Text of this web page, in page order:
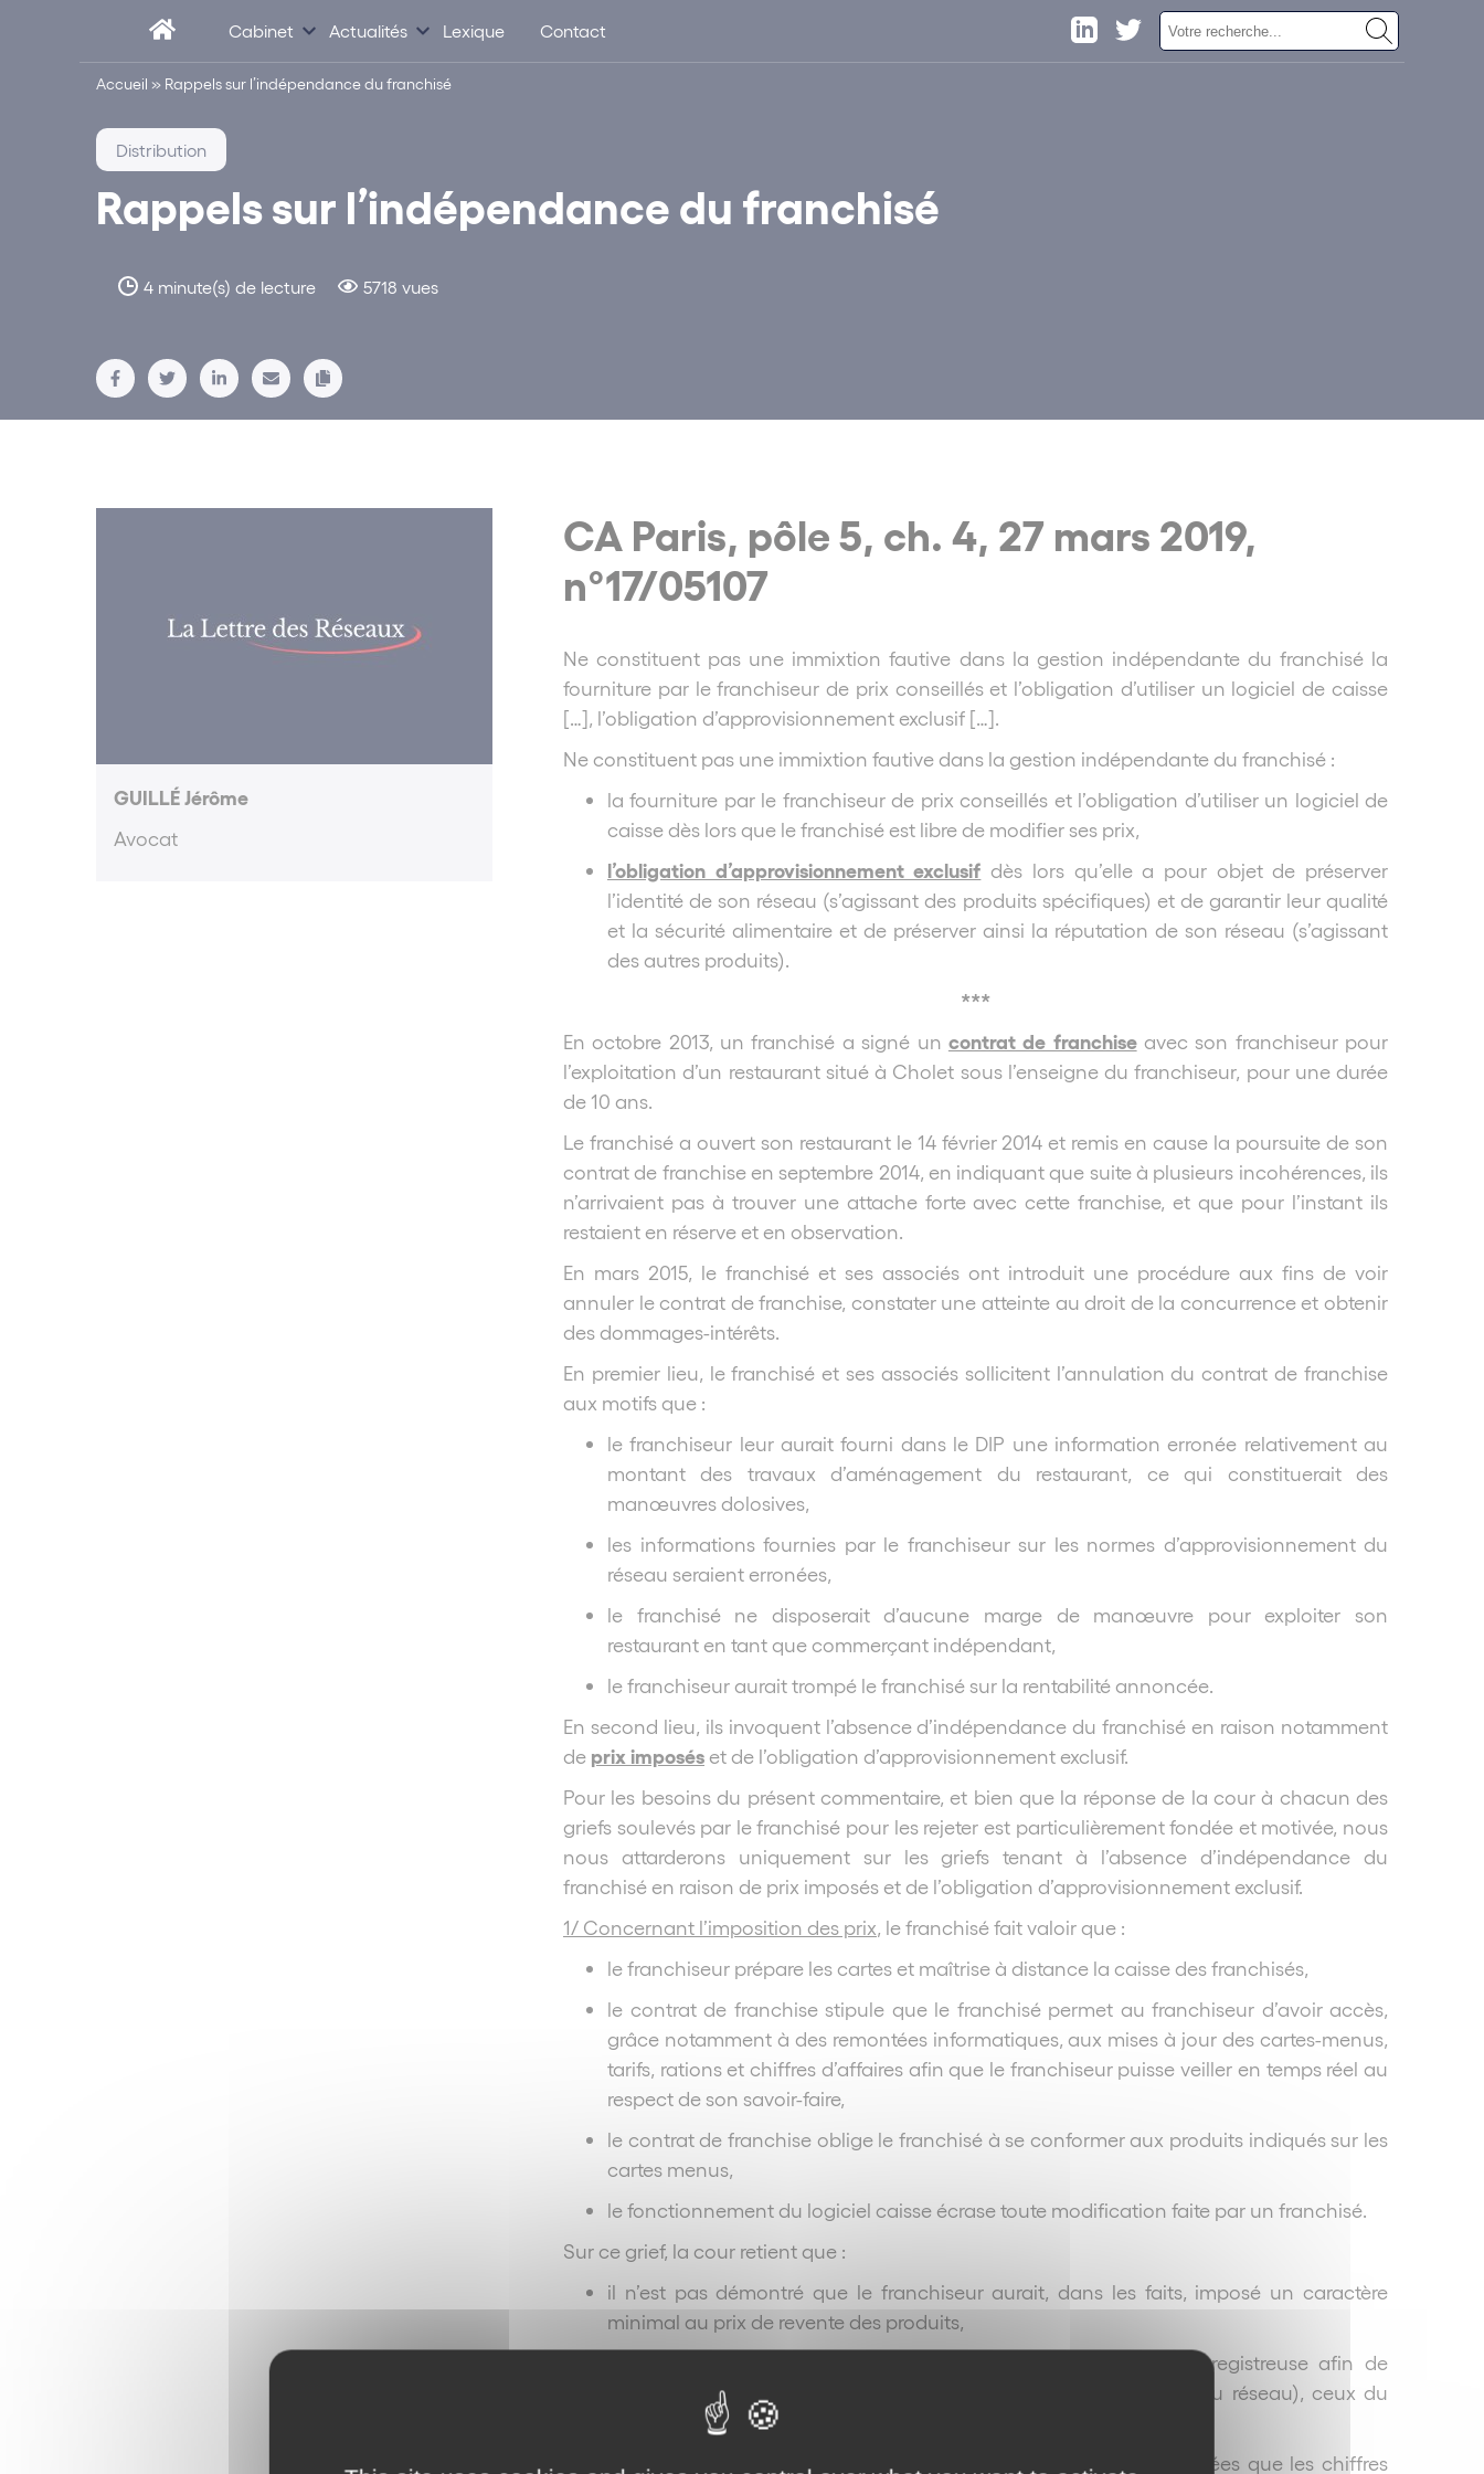
Cabinet Actualités Lexique Contact
Accueil » Rappels sur l’indépendance du franchisé
Rappels sur l’indépendance du franchisé
4 minute(s) de lecture 5718 vues
Distribution
GUILLÉ Jérôme
Avocat
CA Paris, pôle 5, ch. 4, 27 mars 2019,
n°17/05107
Ne constituent pas une immixtion fautive dans la gestion indépendante du franchisé la
fourniture par le franchiseur de prix conseillés et l’obligation d’utiliser un logiciel de caisse
[…], l’obligation d’approvisionnement exclusif […].
Ne constituent pas une immixtion fautive dans la gestion indépendante du franchisé :
la fourniture par le franchiseur de prix conseillés et l’obligation d’utiliser un logiciel de
caisse dès lors que le franchisé est libre de modifier ses prix,
l’obligation d’approvisionnement exclusif dès lors qu’elle a pour objet de préserver
l’identité de son réseau (s’agissant des produits spécifiques) et de garantir leur qualité
et la sécurité alimentaire et de préserver ainsi la réputation de son réseau (s’agissant
des autres produits).
***
En octobre 2013, un franchisé a signé un contrat de franchiseavec son franchiseur pour
l’exploitation d’un restaurant situé à Cholet sous l’enseigne du franchiseur, pour une durée
de 10 ans.
Le franchisé a ouvert son restaurant le 14 février 2014 et remis en cause la poursuite de son
contrat de franchise en septembre 2014, en indiquant que suite à plusieurs incohérences, ils
n’arrivaient pas à trouver une attache forte avec cette franchise, et que pour l’instant ils
restaient en réserve et en observation.
En mars 2015, le franchisé et ses associés ont introduit une procédure aux fins de voir
annuler le contrat de franchise, constater une atteinte au droit de la concurrence et obtenir
des dommages-intérêts.
En premier lieu, le franchisé et ses associés sollicitent l’annulation du contrat de franchise
aux motifs que :
le franchiseur leur aurait fourni dans le DIP une information erronée relativement au
montant des travaux d’aménagement du restaurant, ce qui constituerait des
manœuvres dolosives,
les informations fournies par le franchiseur sur les normes d’approvisionnement du
réseau seraient erronées,
le franchisé ne disposerait d’aucune marge de manœuvre pour exploiter son
restaurant en tant que commerçant indépendant,
le franchiseur aurait trompé le franchisé sur la rentabilité annoncée.
En second lieu, ils invoquent l’absence d’indépendance du franchisé en raison notamment
de prix imposéset de l’obligation d’approvisionnement exclusif.
Pour les besoins du présent commentaire, et bien que la réponse de la cour à chacun des
griefs soulevés par le franchisé pour les rejeter est particulièrement fondée et motivée, nous
nous attarderons uniquement sur les griefs tenant à l’absence d’indépendance du
franchisé en raison de prix imposés et de l’obligation d’approvisionnement exclusif.
1/ Concernant l’imposition des prix , le franchisé fait valoir que :
le franchiseur prépare les cartes et maîtrise à distance la caisse des franchisés,
le contrat de franchise stipule que le franchisé permet au franchiseur d’avoir accès,
grâce notamment à des remontées informatiques, aux mises à jour des cartes-menus,
tarifs, rations et chiffres d’affaires afin que le franchiseur puisse veiller en temps réel au
respect de son savoir-faire,
le contrat de franchise oblige le franchisé à se conformer aux produits indiqués sur les
cartes menus,
le fonctionnement du logiciel caisse écrase toute modification faite par un franchisé.
Sur ce grief, la cour retient que :
il n’est pas démontré que le franchiseur aurait, dans les faits, imposé un caractère
minimal au prix de revente des produits,
le franchisé pouvait modifier les prix à partir de sa caisse enregistreuse afin de
pratiquer ses propres prix (comme l’ont fait d’autres franchisés du réseau), ceux du
franchiseur n’étant que des prix conseillés,
par cette caisse le franchiseur n’avait pas accès à d’autres données que les chiffres